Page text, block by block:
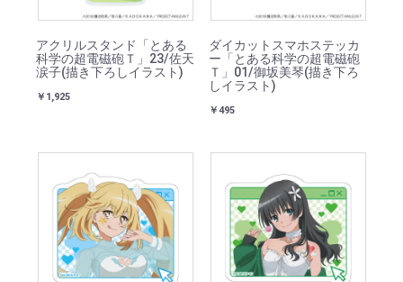
アクリルスタンド「とある
科学の超電磁砲Ｔ」23/佐天
涙子(描き下ろしイラスト)
￥1,925
ダイカットスマホステッカ
ー「とある科学の超電磁砲
Ｔ」01/御坂美琴(描き下ろ
しイラスト)
￥495